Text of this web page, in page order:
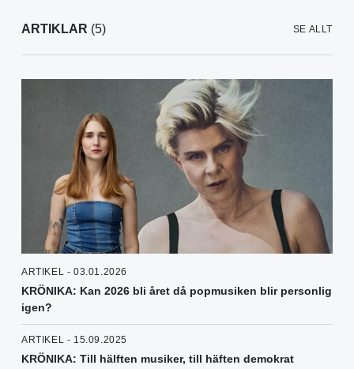
ARTIKLAR (5) SE ALLT
ARTIKEL - 03.01.2026
KRÖNIKA: Kan 2026 bli året då popmusiken blir personlig
igen?
ARTIKEL - 15.09.2025
KRÖNIKA: Till hälften musiker, till häften demokrat